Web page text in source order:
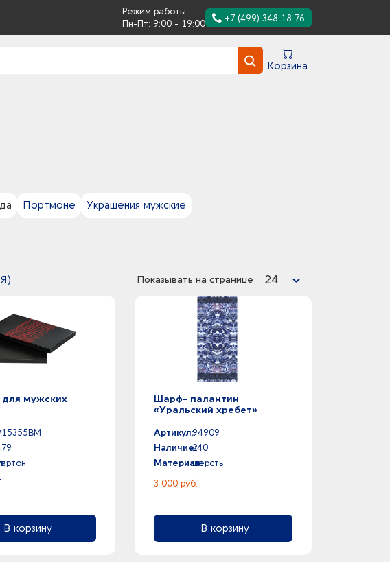
Режим работы:
Пн-Пт: 9:00 - 19:00
+7 (499) 348 18 76
Корзина
Портмоне
Украшения мужские
Показывать на странице 24
для мужских
В корзину
Шарф- палантин
«Уральский хребет»
Артикул:94909
Наличие:240
Материал:шерсть
3 000 руб.
В корзину